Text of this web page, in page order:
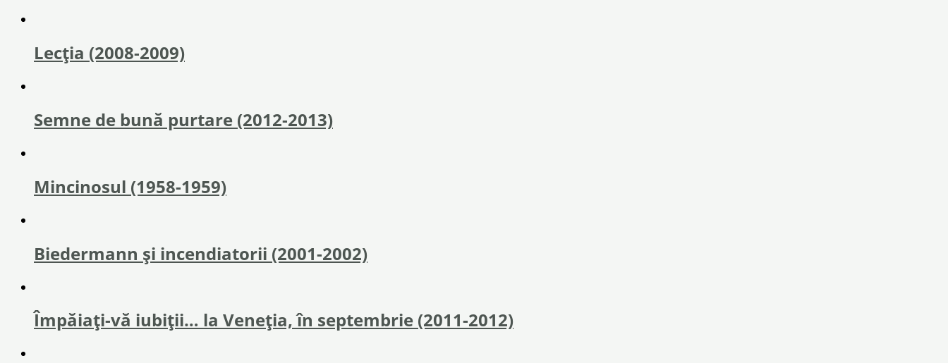
Lecția (2008-2009)
Semne de bună purtare (2012-2013)
Mincinosul (1958-1959)
Biedermann și incendiatorii (2001-2002)
Împăiaţi-vă iubiţii… la Veneţia, în septembrie (2011-2012)